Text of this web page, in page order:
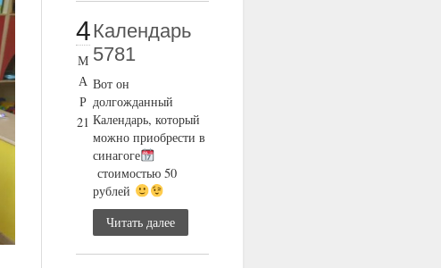
4
М
А
Р
21
Календарь
5781
Вот он
долгожданный
Календарь, который
можно приобрести в
синагоге
стоимостью 50
рублей
Читать далее